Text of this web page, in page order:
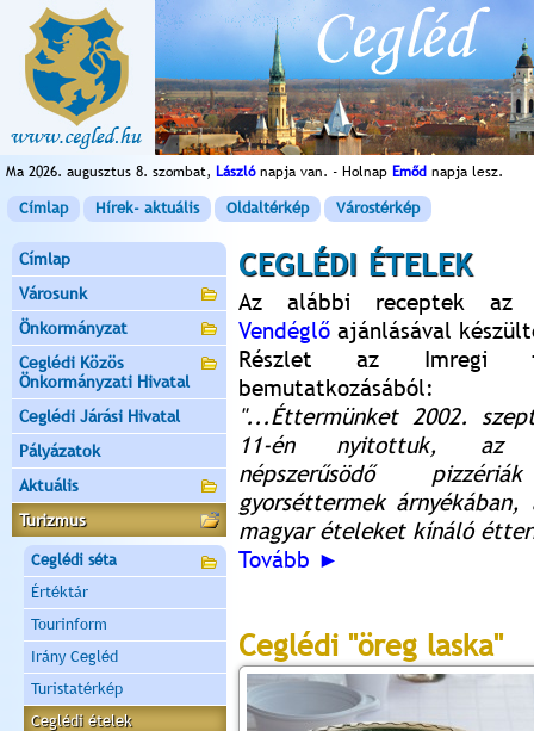
Ma 2026. augusztus 8. szombat, Lászlónapja van. - Holnap Emőd napja lesz.
Címlap Hírek- aktuális Oldaltérkép Várostérkép
Címlap
Városunk
Önkormányzat
Ceglédi Közös
Önkormányzati Hivatal
Ceglédi Járási Hivatal
Pályázatok
Aktuális
Turizmus
Ceglédi séta
Értéktár
Tourinform
Irány Cegléd
Turistatérkép
Ceglédi ételek
CEGLÉDI ÉTELEK
Az alábbi receptek
Vendéglő ajánlásával
Részlet az Imregi
bemutatkozásából:
"...Éttermünket 2002.
11-én nyitottuk, az
népszerűsödő
gyorséttermek
magyar ételeket kínáló
Tovább ►
Ceglédi "öreg laska"